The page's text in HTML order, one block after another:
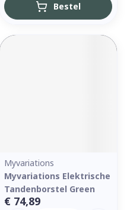
Bestel
Myvariations
Myvariations Elektrische
Tandenborstel Green
€ 74,89